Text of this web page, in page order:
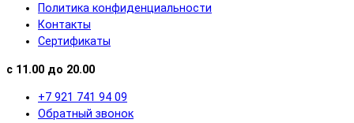
Политика конфиденциальности
Контакты
Сертификаты
с 11.00 до 20.00
+7 921 741 94 09
Обратный звонок